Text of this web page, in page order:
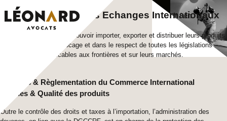
Skip
to
fr en
Droit et fiscalité des Echanges Internationaux
Les entreprises doivent pouvoir importer, exporter et distribuer leurs produits
sans risque de blocage et dans le respect de toutes les législations
applicables aux frontières et sur leurs marchés.
Contrats & Règlementation du Commerce International
Normes & Qualité des produits
Outre le contrôle des droits et taxes à l’importation, l’administration des